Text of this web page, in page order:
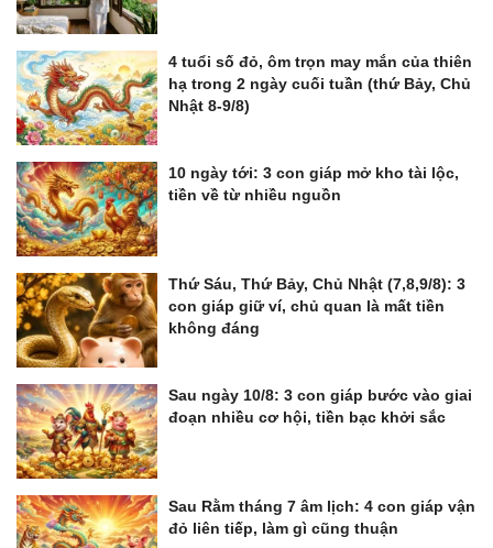
4 tuổi số đỏ, ôm trọn may mắn của thiên
hạ trong 2 ngày cuối tuần (thứ Bảy, Chủ
Nhật 8-9/8)
10 ngày tới: 3 con giáp mở kho tài lộc,
tiền về từ nhiều nguồn
Thứ Sáu, Thứ Bảy, Chủ Nhật (7,8,9/8): 3
con giáp giữ ví, chủ quan là mất tiền
không đáng
Sau ngày 10/8: 3 con giáp bước vào giai
đoạn nhiều cơ hội, tiền bạc khởi sắc
Sau Rằm tháng 7 âm lịch: 4 con giáp vận
đỏ liên tiếp, làm gì cũng thuận